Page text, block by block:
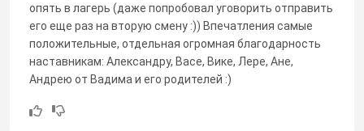
опять в лагерь (даже попробовал уговорить отправить
его еще раз на вторую смену :)) Впечатления самые
положительные, отдельная огромная благодарность
наставникам: Александру, Васе, Вике, Лере, Ане,
Андрею от Вадима и его родителей :)